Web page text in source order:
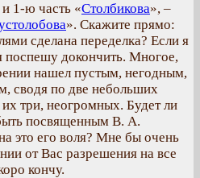
1-ю часть «Столбикова», –
». Скажите прямо:
сделана переделка? Если я
поспешу докончить. Многое,
нашел пустым, негодным,
сводя по две небольших
три, неогромных. Будет ли
посвященным В. А.
это его воля? Мне бы очень
от Вас разрешения на все
кончу.